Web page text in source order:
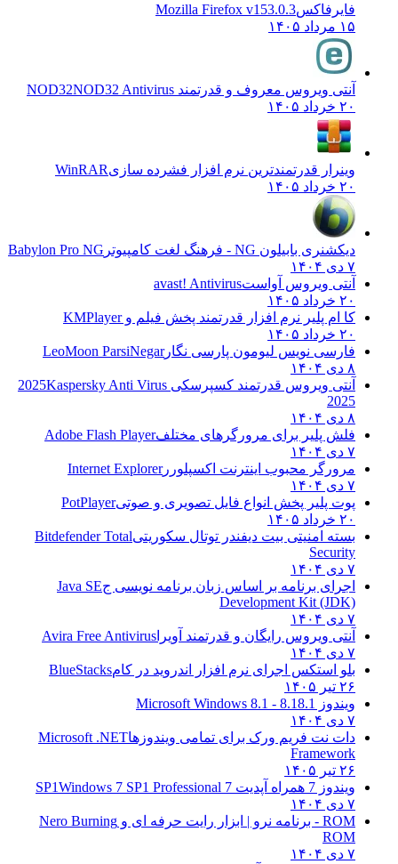
فایرفاکسMozilla Firefox v153.0.3
۱۵ مرداد ۱۴۰۵
آنتی ویروس معروف و قدرتمند NOD32 NOD32 Antivirus
۲۰ خرداد ۱۴۰۵
وینرار قدرتمندترین نرم افزار فشرده سازیWinRAR
۲۰ خرداد ۱۴۰۵
دیکشنری بابیلون NG - فرهنگ لغت کامپیوتر
Babylon Pro NG
۷ دی ۱۴۰۴
آنتی ویروس آواستavast! Antivirus
۲۰ خرداد ۱۴۰۵
کا ام پلیر نرم افزار قدرتمند پخش فیلم وKMPlayer
۲۰ خرداد ۱۴۰۵
فارسی نویس لیومون پارسی نگارLeoMoon ParsiNegar
۸ دی ۱۴۰۴
آنتی ویروس قدرتمند کسپرسکی 2025 Kaspersky Anti Virus
2025
۸ دی ۱۴۰۴
فلش پلیر برای مرورگرهای مختلفAdobe Flash Player
۷ دی ۱۴۰۴
مرورگر محبوب اینترنت اکسپلوررInternet Explorer
۷ دی ۱۴۰۴
پوت پلیر پخش انواع فایل تصویری و صوتیPotPlayer
۲۰ خرداد ۱۴۰۵
بسته امنیتی بیت دیفندر توتال سکوریتیBitdefender Total
Security
۷ دی ۱۴۰۴
اجرای برنامه بر اساس زبان برنامه نویسی جJava SE
Development Kit (JDK)
۷ دی ۱۴۰۴
آنتی ویروس رایگان و قدرتمند آویرا Avira Free Antivirus
۷ دی ۱۴۰۴
بلو استکس اجرای نرم افزار اندروید در کامBlueStacks
۲۶ تیر ۱۴۰۵
ویندوز 8.1
8.1 - Microsoft Windows 8.1
۷ دی ۱۴۰۴
دات نت فریم ورک برای تمامی ویندوزهاMicrosoft .NET
Framework
۲۶ تیر ۱۴۰۵
ویندوز 7 همراه آپدیت 7 SP1
Windows 7 SP1 Professional
۷ دی ۱۴۰۴
ROM - برنامه نرو | ابزار رایت حرفه ای و
Nero Burning
ROM
۷ دی ۱۴۰۴